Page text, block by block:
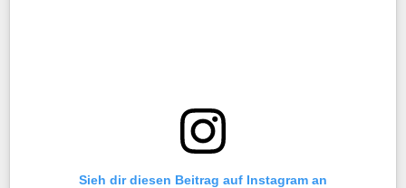
Sieh dir diesen Beitrag auf Instagram an